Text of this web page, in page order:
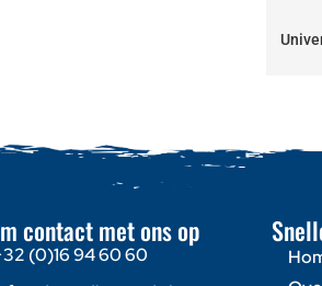
contact met ons op
(0)16 94 60 60